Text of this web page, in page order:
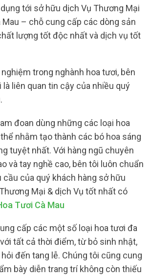
tới sở hữu dịch Vụ Thương Mại
Mau – chỗ cung cấp các dòng sản
lượng tốt độc nhất và dịch vụ tốt
trong nghành hoa tươi, bên
là liên quan tin cậy của nhiều quý
đoan dùng những các loại hoa
nhằm tạo thành các bó hoa sáng
tuyệt nhất. Với hàng ngũ chuyên
và tay nghề cao, bên tôi luôn chuẩn
cầu của quý khách hàng sở hữu
Mại & dịch Vụ tốt nhất có
Tươi Cà Mau
cấp các một số loại hoa tươi đa
tất cả thời điểm, từ bỏ sinh nhật,
hỏi đến tang lễ. Chúng tôi cũng cung
bày diễn trang trí không còn thiếu